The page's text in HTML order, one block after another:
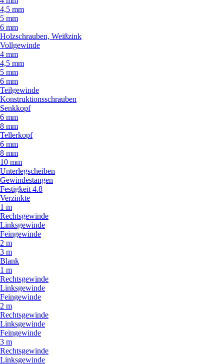
4,5 mm
5 mm
6 mm
Holzschrauben, Weißzink
Vollgewinde
4 mm
4,5 mm
5 mm
6 mm
Teilgewinde
Konstruktionsschrauben
Senkkopf
6 mm
8 mm
Tellerkopf
6 mm
8 mm
10 mm
Unterlegscheiben
Gewindestangen
Festigkeit 4.8
Verzinkte
1 m
Rechtsgewinde
Linksgewinde
Feingewinde
2 m
3 m
Blank
1 m
Rechtsgewinde
Linksgewinde
Feingewinde
2 m
Rechtsgewinde
Linksgewinde
Feingewinde
3 m
Rechtsgewinde
Linksgewinde